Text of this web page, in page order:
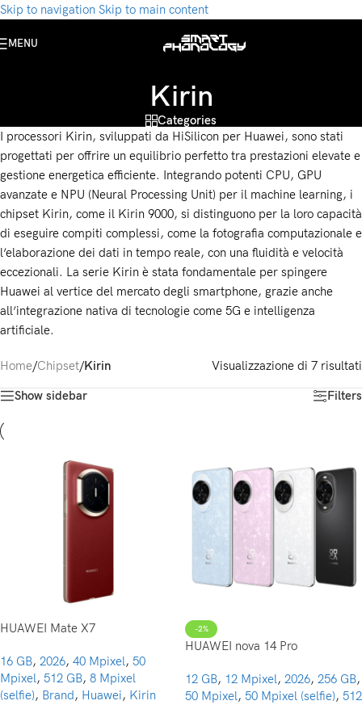
Skip to navigation Skip to main content
MENU
Kirin
Categories
I processori Kirin, sviluppati da HiSilicon per Huawei, sono stati
progettati per offrire un equilibrio perfetto tra prestazioni elevate e
gestione energetica efficiente. Integrando potenti CPU, GPU
avanzate e NPU (Neural Processing Unit) per il machine learning, i
chipset Kirin, come il Kirin 9000, si distinguono per la loro capacità
di eseguire compiti complessi, come la fotografia computazionale e
l’elaborazione dei dati in tempo reale, con una fluidità e velocità
eccezionali. La serie Kirin è stata fondamentale per spingere
Huawei al vertice del mercato degli smartphone, grazie anche
all’integrazione nativa di tecnologie come 5G e intelligenza
artificiale.
Home/Chipset/Kirin Visualizzazione di 7 risultati
Show sidebar Filters
HUAWEI Mate X7
16 GB, 2026, 40 Mpixel, 50
Mpixel, 512 GB, 8 Mpixel
(selfie), Brand, Huawei, Kirin
-2%
HUAWEI nova 14 Pro
12 GB, 12 Mpixel, 2026, 256 GB,
50 Mpixel, 50 Mpixel (selfie), 512